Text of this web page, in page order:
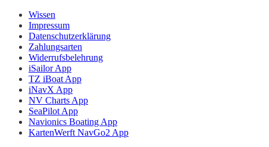
Wissen
Impressum
Datenschutzerklärung
Zahlungsarten
Widerrufsbelehrung
iSailor App
TZ iBoat App
iNavX App
NV Charts App
SeaPilot App
Navionics Boating App
KartenWerft NavGo2 App